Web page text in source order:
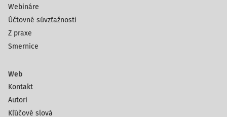
Webináre
Účtovné súvzťažnosti
Z praxe
Smernice
Web
Kontakt
Autori
Kľúčové slová